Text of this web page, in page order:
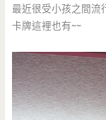
最近很受小孩之間流
卡牌這裡也有~~